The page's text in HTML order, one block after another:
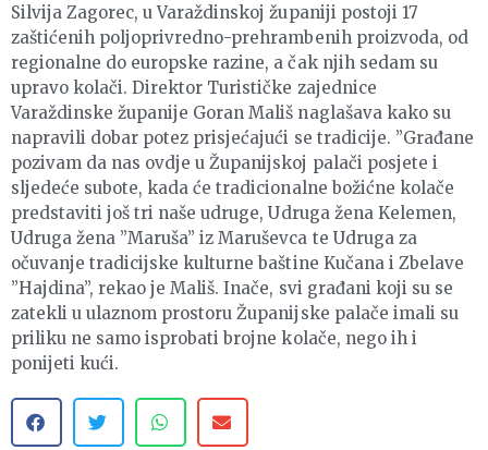
Silvija Zagorec, u Varaždinskoj županiji postoji 17
zaštićenih poljoprivredno-prehrambenih proizvoda, od
regionalne do europske razine, a čak njih sedam su
upravo kolači. Direktor Turističke zajednice
Varaždinske županije Goran Mališ naglašava kako su
napravili dobar potez prisjećajući se tradicije. ”Građane
pozivam da nas ovdje u Županijskoj palači posjete i
sljedeće subote, kada će tradicionalne božićne kolače
predstaviti još tri naše udruge, Udruga žena Kelemen,
Udruga žena ”Maruša” iz Maruševca te Udruga za
očuvanje tradicijske kulturne baštine Kučana i Zbelave
”Hajdina”, rekao je Mališ. Inače, svi građani koji su se
zatekli u ulaznom prostoru Županijske palače imali su
priliku ne samo isprobati brojne kolače, nego ih i
ponijeti kući.